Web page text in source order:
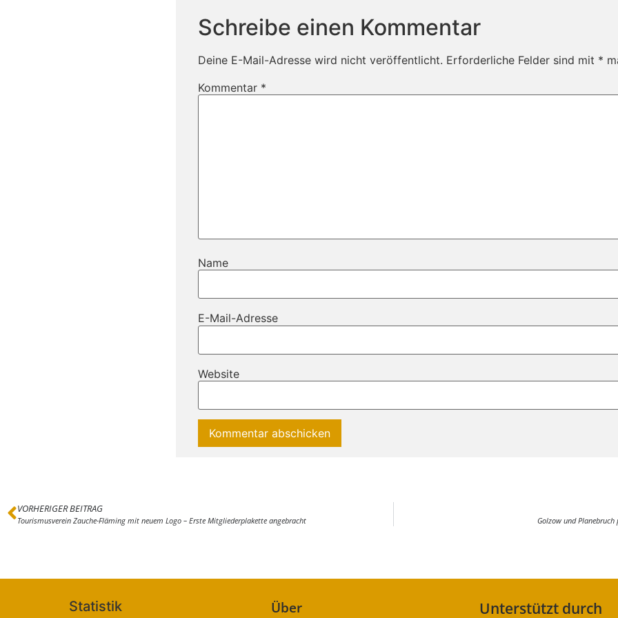
Schreibe einen Kommentar
Deine E-Mail-Adresse wird nicht veröffentlicht. Erforderliche Felder sind mit *
Kommentar *
Name
E-Mail-Adresse
Website
VORHERIGER BEITRAG
Tourismusverein Zauche-Fläming mit neuem Logo – Erste Mitgliederplakette angebracht Golzow und
Statistik Über Unterstützt durch